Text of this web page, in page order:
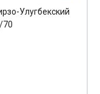
Улугбекский
70